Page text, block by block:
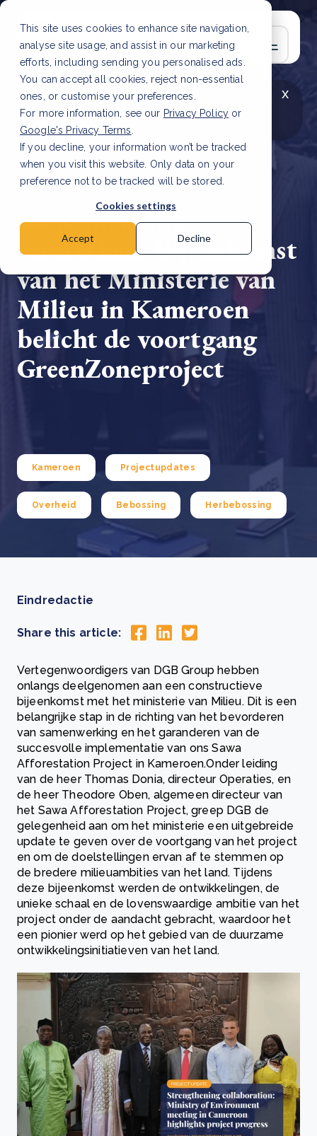
This site uses cookies to enhance site navigation,
analyse site usage, and assist in our marketing
efforts, including sending you personalised ads.
You can accept all cookies, reject non-essential
ones, or customise your preferences.
For more information, see our Privacy Policy or
Google's Privacy Terms
If you decline, your information won’t be tracked
when you visit this website. Only data on your
preference not to be tracked will be stored.
Cookies settings
Accept Decline
x
LAATSTE ARTIKEL
CSRD en uw positie als
leverancier: wat verandert er in 2026?Lees
artikel
Samenwerking
versterken: Bijeenkomst
van het Ministerie van
Milieu in Kameroen
belicht de voortgang
GreenZoneproject
Kameroen Projectupdates
Overheid Bebossing Herbebossing
Eindredactie
Share this article:
Vertegenwoordigers van DGB Group hebben
onlangs deelgenomen aan een constructieve
bijeenkomst met het ministerie van Milieu. Dit is een
belangrijke stap in de richting van het bevorderen
van samenwerking en het garanderen van de
succesvolle implementatie van ons Sawa
Afforestation Project in Kameroen.Onder leiding
van de heer Thomas Donia, directeur Operaties, en
de heer Theodore Oben, algemeen directeur van
het Sawa Afforestation Project, greep DGB de
gelegenheid aan om het ministerie een uitgebreide
update te geven over de voortgang van het project
en om de doelstellingen ervan af te stemmen op
de bredere milieuambities van het land. Tijdens
deze bijeenkomst werden de ontwikkelingen, de
unieke schaal en de lovenswaardige ambitie van het
project onder de aandacht gebracht, waardoor het
een pionier werd op het gebied van de duurzame
ontwikkelingsinitiatieven van het land.